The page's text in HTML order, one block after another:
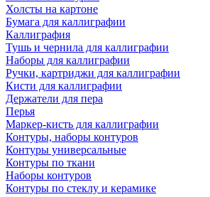
Холсты на картоне
Бумага для каллиграфии
Каллиграфия
Тушь и чернила для каллиграфии
Наборы для каллиграфии
Ручки, картриджи для каллиграфии
Кисти для каллиграфии
Держатели для пера
Перья
Маркер-кисть для каллиграфии
Контуры, наборы контуров
Контуры универсальные
Контуры по ткани
Наборы контуров
Контуры по стеклу и керамике